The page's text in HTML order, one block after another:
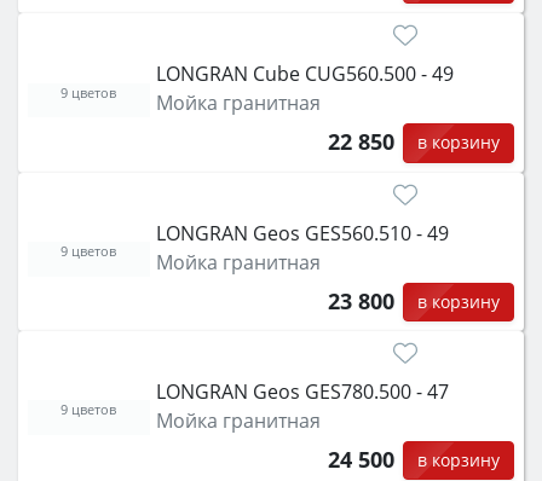
LONGRAN Cube CUG560.500 - 49
Мойка гранитная
22 850 в корзину
9 цветов
LONGRAN Geos GES560.510 - 49
Мойка гранитная
23 800 в корзину
9 цветов
LONGRAN Geos GES780.500 - 47
Мойка гранитная
24 500 в корзину
9 цветов